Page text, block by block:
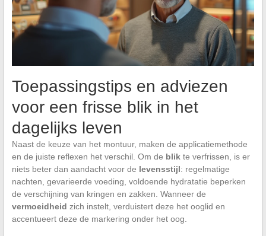
Toepassingstips en adviezen
voor een frisse blik in het
dagelijks leven
Naast de keuze van het montuur, maken de applicatiemethode
en de juiste reflexen het verschil. Om de blikte verfrissen, is er
niets beter dan aandacht voor de levensstijl: regelmatige
nachten, gevarieerde voeding, voldoende hydratatie beperken
de verschijning van kringen en zakken. Wanneer de
vermoeidheid zich instelt, verduistert deze het ooglid en
accentueert deze de markering onder het oog.